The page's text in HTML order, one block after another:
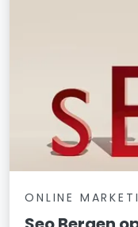
ONLINE